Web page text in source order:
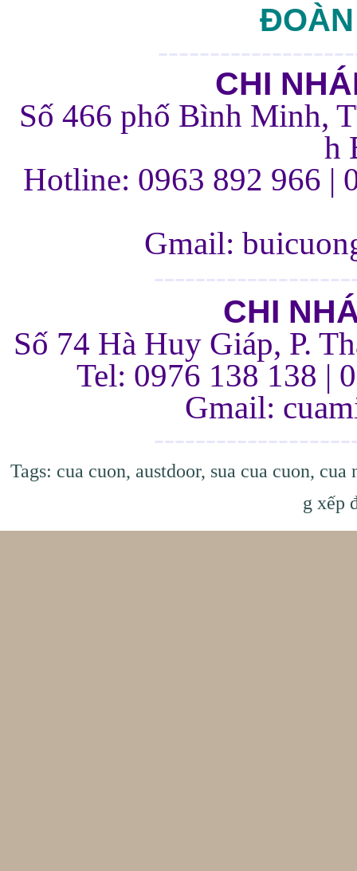
CHI
Số 466 phố Bình Minh,
h
Hotline: 0963 892 966 |
Gmail:
CHI
Số 74 Hà Huy Giáp, P.
Tel: 0976 138 138 |
Gmail:
Tags: cua cuon, austdoor, sua cua cuon, cua
g xếp